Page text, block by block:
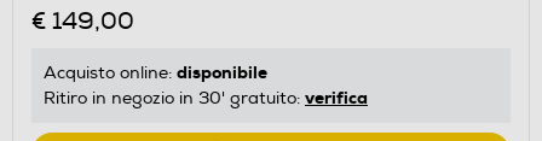
€ 149,00
Acquisto online: disponibile
Ritiro in negozio in 30' gratuito: verifica